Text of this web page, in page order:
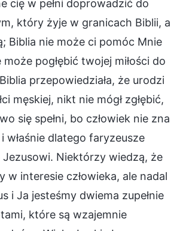
cię w pełni doprowadzić do
który żyje w granicach Biblii, a
Biblia nie może ci pomóc Mnie
pogłębić twojej miłości do
przepowiedziała, że urodzi
męskiej, nikt nie mógł zgłębić,
się spełni, bo człowiek nie zna
i właśnie dlatego faryzeusze
Jezusowi. Niektórzy wiedzą, że
w interesie człowieka, ale nadal
i Ja jesteśmy dwiema zupełnie
które są wzajemnie